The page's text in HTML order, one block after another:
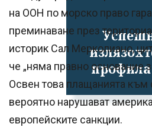
на ООН по морско право
преминаване през
историк Сал Мерколиано,
че „няма правно основание
Освен това плащанията към
вероятно нарушават
европейските санкции.